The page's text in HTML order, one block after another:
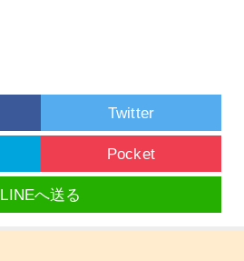
Twitter
Pocket
LINEへ送る